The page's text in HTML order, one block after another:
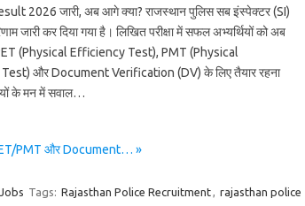
2026 जारी, अब आगे क्या? राजस्थान पुलिस सब इंस्पेक्टर (SI)
जारी कर दिया गया है। लिखित परीक्षा में सफल अभ्यर्थियों को अब
(Physical Efficiency Test), PMT (Physical
और Document Verification (DV) के लिए तैयार रहना
के मन में सवाल…
PMT और Document… »
Tags: Rajasthan Police Recruitment, rajasthan police